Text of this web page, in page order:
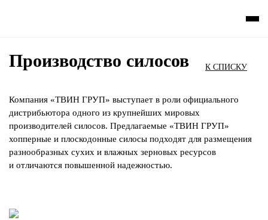
К СПИСКУ
Производство силосов
Компания «ТВИН ГРУП» выступает в роли официального
дистрибьютора одного из крупнейших мировых
производителей силосов. Предлагаемые «ТВИН ГРУП»
хопперные и плоскодонные силосы подходят для размещения
разнообразных сухих и влажных зерновых ресурсов
и отличаются повышенной надежностью.